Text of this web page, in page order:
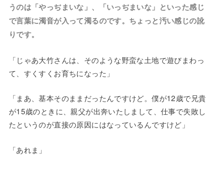
うのは「やっぢまいな」、「いっぢまいな」といった感じ
で言葉に濁音が入って濁るのです。ちょっと汚い感じの訛
りです。
「じゃあ大竹さんは、そのような野蛮な土地で遊びまわっ
て、すくすくお育ちになった」
「まあ、基本そのままだったんですけど。僕が12歳で兄貴
が15歳のときに、親父が出奔いたしまして、仕事で失敗し
たというのが直接の原因にはなっているんですけど」
「あれま」